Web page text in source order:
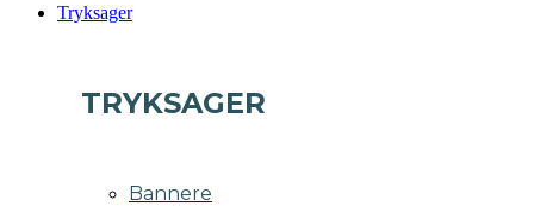
Tryksager
TRYKSAGER
Bannere